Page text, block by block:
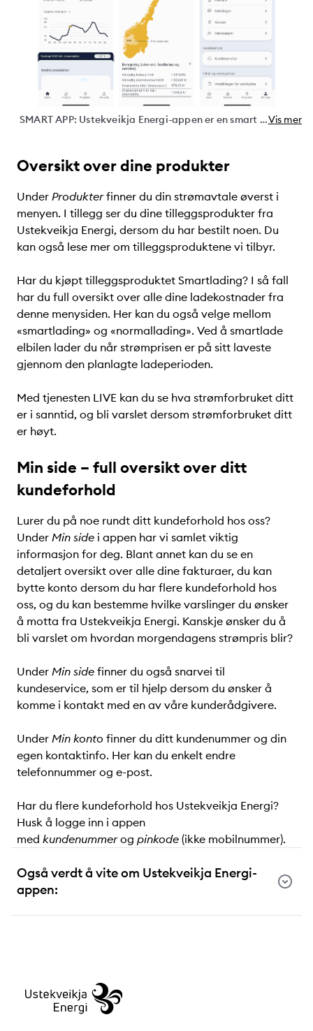
SMART APP: Ustekveikja Energi-appen er en smart app som åpner for at du kan ha full kontroll på strøm og produktene dine hos Ustekveikja Energi. I appen kan du blant annet tilpasse hjem-skjermen med informasjonen du selv ønsker lett tilgjengelig.Vis mer
Oversikt over dine produkter
Under Produkterfinner du din strømavtale øverst i
menyen. I tillegg ser du dine tilleggsprodukter fra
Ustekveikja Energi, dersom du har bestilt noen. Du
kan også lese mer om tilleggsproduktene vi tilbyr.
Har du kjøpt tilleggsproduktet Smartlading? I så fall
har du full oversikt over alle dine ladekostnader fra
denne menysiden. Her kan du også velge mellom
«smartlading» og «normallading». Ved å smartlade
elbilen lader du når strømprisen er på sitt laveste
gjennom den planlagte ladeperioden.
Med tjenesten LIVE kan du se hva strømforbruket ditt
er i sanntid, og bli varslet dersom strømforbruket ditt
er høyt.
Min side – full oversikt over ditt
kundeforhold
Lurer du på noe rundt ditt kundeforhold hos oss?
Under Min side i appen har vi samlet viktig
informasjon for deg. Blant annet kan du se en
detaljert oversikt over alle dine fakturaer, du kan
bytte konto dersom du har flere kundeforhold hos
oss, og du kan bestemme hvilke varslinger du ønsker
å motta fra Ustekveikja Energi. Kanskje ønsker du å
bli varslet om hvordan morgendagens strømpris blir?
Under Min side finner du også snarvei til
kundeservice, som er til hjelp dersom du ønsker å
komme i kontakt med en av våre kunderådgivere.
Under Min konto finner du ditt kundenummer og din
egen kontaktinfo. Her kan du enkelt endre
telefonnummer og e-post.
Har du flere kundeforhold hos Ustekveikja Energi?
Husk å logge inn i appen
med kundenummerog pinkode (ikke mobilnummer).
Også verdt å vite om Ustekveikja Energi-
appen: